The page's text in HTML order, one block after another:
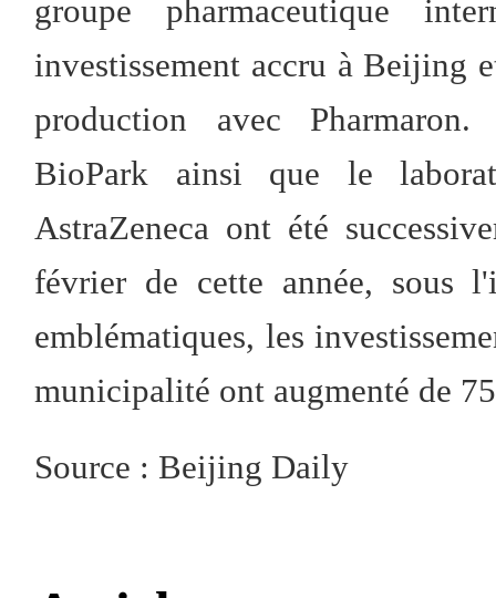
groupe pharmaceutique
investissement accru à Beijing
production avec
BioPark ainsi que le
AstraZeneca ont été
février de cette année, sous
emblématiques, les
municipalité ont augmenté de
Source : Beijing Daily